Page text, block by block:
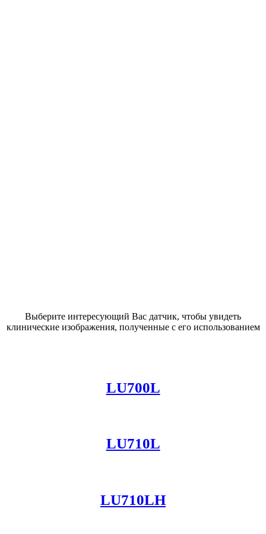
Выберите интересующий Вас датчик, чтобы увидеть
клинические изображения, полученные с его использованием
LU700L
LU710L
LU710LH